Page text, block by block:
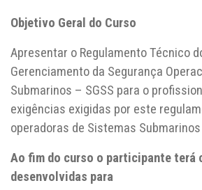
Objetivo Geral do Curso
Apresentar o Regulamento Técnico
Gerenciamento da Segurança
Submarinos – SGSS para o
exigências exigidas por este
operadoras de Sistemas
Ao fim do curso o participante terá
desenvolvidas para